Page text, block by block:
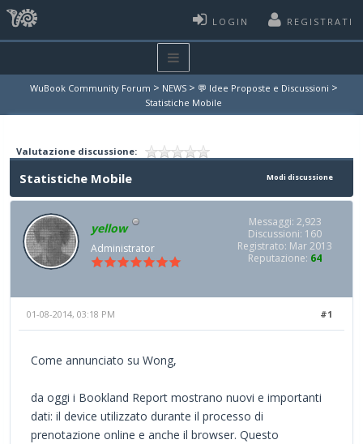
LOGIN REGISTRATI
WuBook Community Forum > NEWS > 💬 Idee Proposte e Discussioni >
Statistiche Mobile
Valutazione discussione:
Modi discussione
Statistiche Mobile
yellow
Administrator
Messaggi: 2,923
Discussioni: 160
Registrato: Mar 2013
Reputazione: 64
#1
01-08-2014, 03:18 PM
Come annunciato su Wong,
da oggi i Bookland Report mostrano nuovi e importanti
dati: il device utilizzato durante il processo di
prenotazione online e anche il browser. Questo